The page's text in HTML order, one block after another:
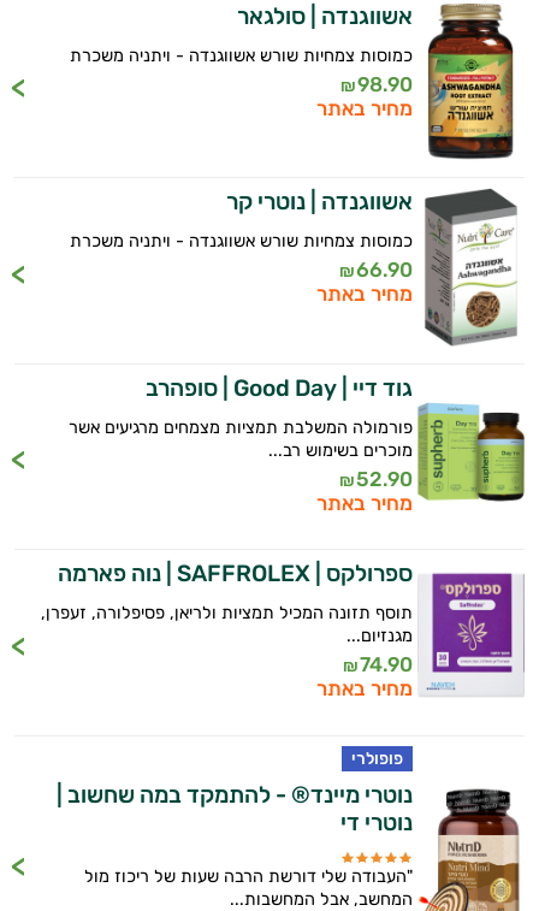
אשווגנדה | סולגאר
כמוסות צמחיות שורש אשווגנדה - ויתניה משכרת
98.90
₪
מחיר באתר
אשווגנדה | נוטרי קר
כמוסות צמחיות שורש אשווגנדה - ויתניה משכרת
66.90
₪
מחיר באתר
גוד דיי | Good Day | סופהרב
פורמולה המשלבת תמציות מצמחים מרגיעים אשר
מוכרים בשימוש רב...
52.90
₪
מחיר באתר
ספרולקס | SAFFROLEX | נוה פארמה
תוסף תזונה המכיל תמציות ולריאן, פסיפלורה, זעפרן,
מגנזיום...
74.90
₪
מחיר באתר
פופולרי
נוטרי מיינד® - להתמקד במה שחשוב |
נוטרי די
"העבודה שלי דורשת הרבה שעות של ריכוז מול
המחשב, אבל המחשבות...